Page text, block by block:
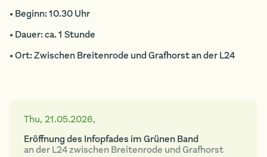
• Beginn: 10.30 Uhr
• Dauer: ca. 1 Stunde
• Ort: Zwischen Breitenrode und Grafhorst an der L24
Thu, 21.05.2026,
Eröffnung des Infopfades im Grünen Band
an der L24 zwischen Breitenrode und Grafhorst